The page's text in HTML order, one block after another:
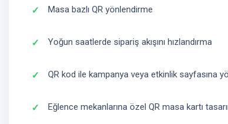
Masa bazlı QR yönlendirme
Yoğun saatlerde sipariş akışını hızlandırma
QR kod ile kampanya veya etkinlik sayfasına
Eğlence mekanlarına özel QR masa kartı